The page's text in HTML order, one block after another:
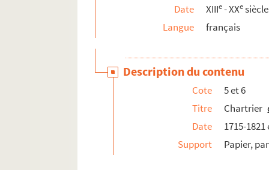
27-28. Dossiers de famille : Bagnoles de
29. Saint-Maurice-du-Désert : familles
30. Saint-Maurice-du-Désert : familles
31. Saint-Maurice-du-Désert : familles
31. Saint-Maurice du Désert : documents
Date
XIIIe- XXe
Langue
français
Description du contenu
Cote
5 et 6
Titre
Chartrier
Date
1715-1821
Support
Papier,